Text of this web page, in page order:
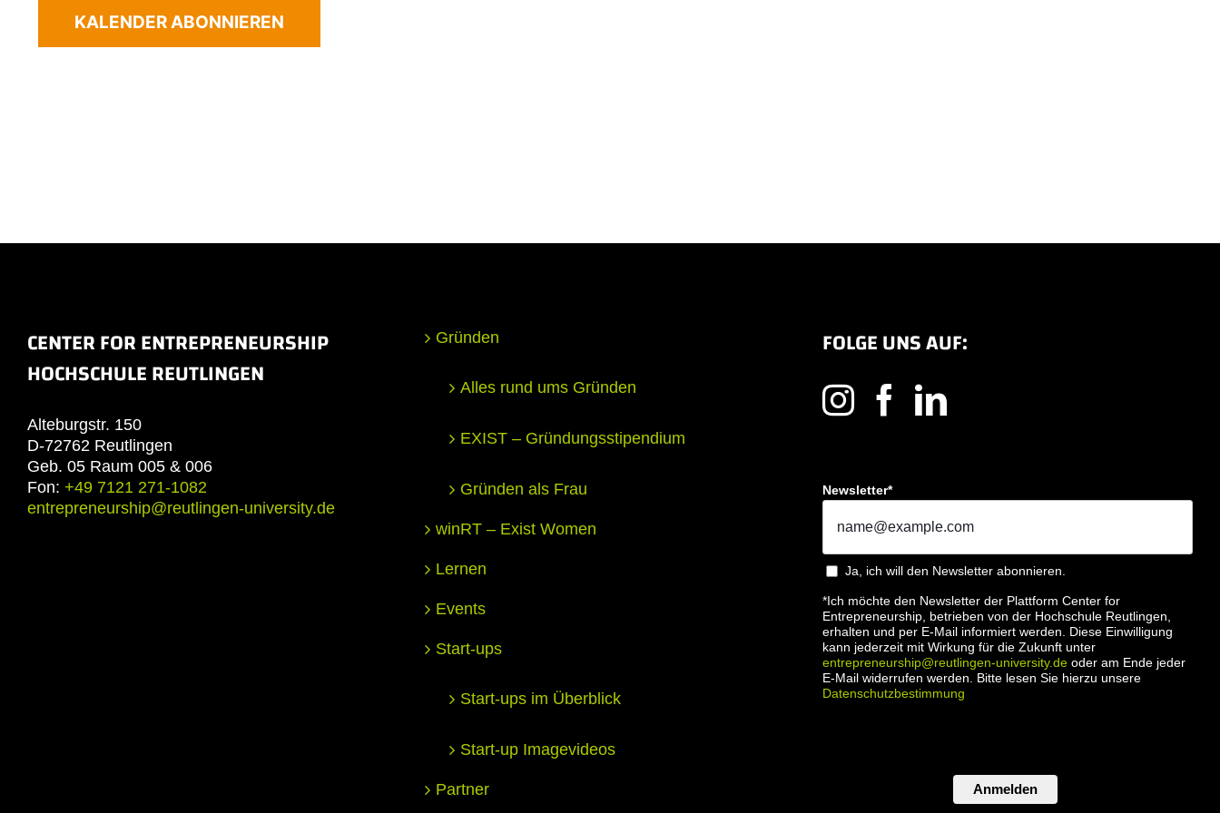
KALENDER ABONNIEREN
CENTER FOR ENTREPRENEURSHIP
HOCHSCHULE REUTLINGEN
Alteburgstr. 150
D-72762 Reutlingen
Geb. 05 Raum 005 & 006
Fon: +49 7121 271-1082
entrepreneurship@reutlingen-university.de
Gründen
Alles rund ums Gründen
EXIST – Gründungsstipendium
Gründen als Frau
winRT – Exist Women
Lernen
Events
Start-ups
Start-ups im Überblick
Start-up Imagevideos
Partner
FOLGE UNS AUF:
Newsletter*
Ja, ich will den Newsletter abonnieren.
*Ich möchte den Newsletter der Plattform Center for
Entrepreneurship, betrieben von der Hochschule Reutlingen,
erhalten und per E-Mail informiert werden. Diese Einwilligung
kann jederzeit mit Wirkung für die Zukunft unter
entrepreneurship@reutlingen-university.de oder am Ende jeder
E-Mail widerrufen werden. Bitte lesen Sie hierzu unsere
Datenschutzbestimmung
Anmelden